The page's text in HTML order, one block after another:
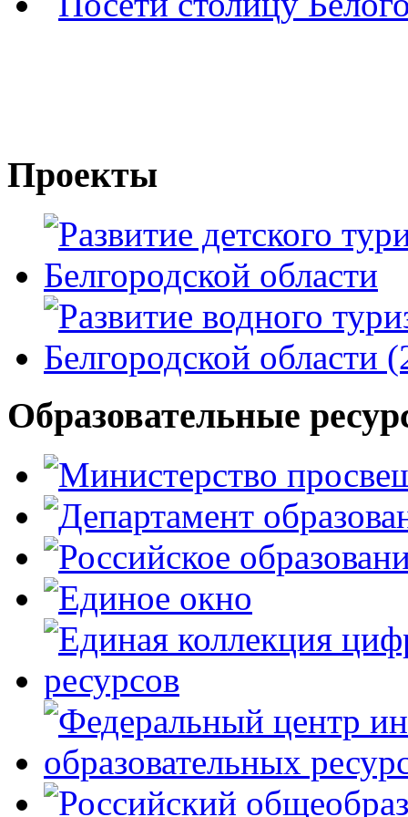
Проекты
Образовательные